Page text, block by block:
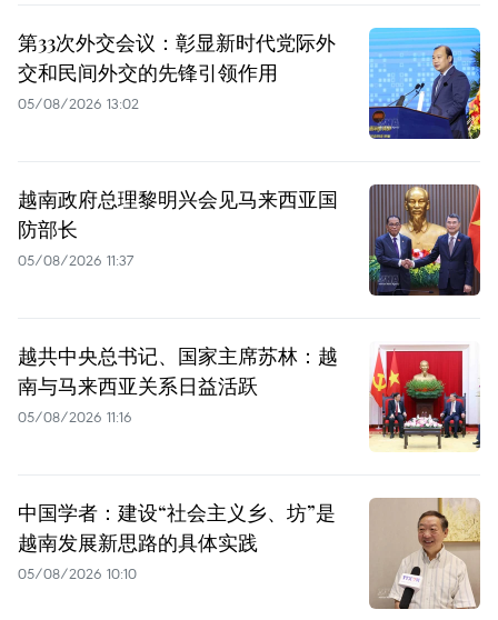
第33次外交会议：彰显新时代党际外
交和民间外交的先锋引领作用
05/08/2026 13:02
越南政府总理黎明兴会见马来西亚国
防部长
05/08/2026 11:37
越共中央总书记、国家主席苏林：越
南与马来西亚关系日益活跃
05/08/2026 11:16
中国学者：建设“社会主义乡、坊”是
越南发展新思路的具体实践
05/08/2026 10:10